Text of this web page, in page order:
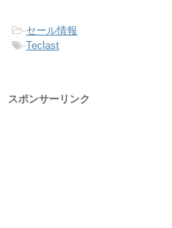
-セール情報
-Teclast
スポンサーリンク